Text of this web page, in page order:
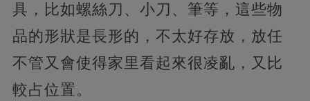
具，比如螺絲刀、小刀、筆等，這些物
品的形狀是長形的，不太好存放，放任
不管又會使得家里看起來很凌亂，又比
較占位置。